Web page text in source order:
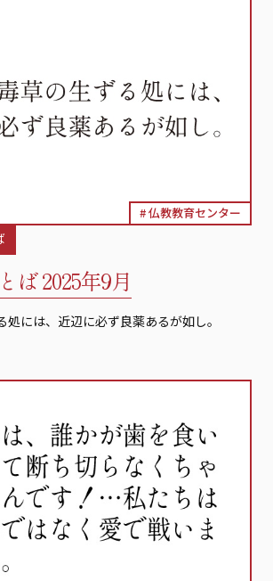
仏教教育センター
ば 2025年9月
処には、近辺に必ず良薬あるが如し。